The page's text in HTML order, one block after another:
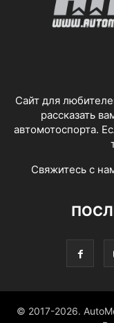
Сайт для
рассказать
автомотоспорта.
Свяжитесь с
© 2017-2026.